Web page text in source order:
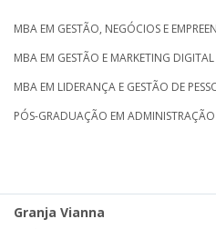
MBA EM GESTÃO, NEGÓCIOS E
MBA EM GESTÃO E MARKETING DIGITAL
MBA EM LIDERANÇA E GESTÃO DE
PÓS-GRADUAÇÃO EM
Granja Vianna